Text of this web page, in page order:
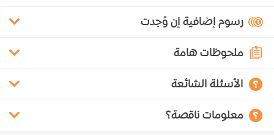
رسوم إضافية إن وُجدت
ملحوظات هامة
الأسئلة الشائعة
معلومات ناقصة؟